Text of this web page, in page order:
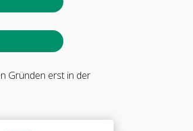
Gründen erst in der